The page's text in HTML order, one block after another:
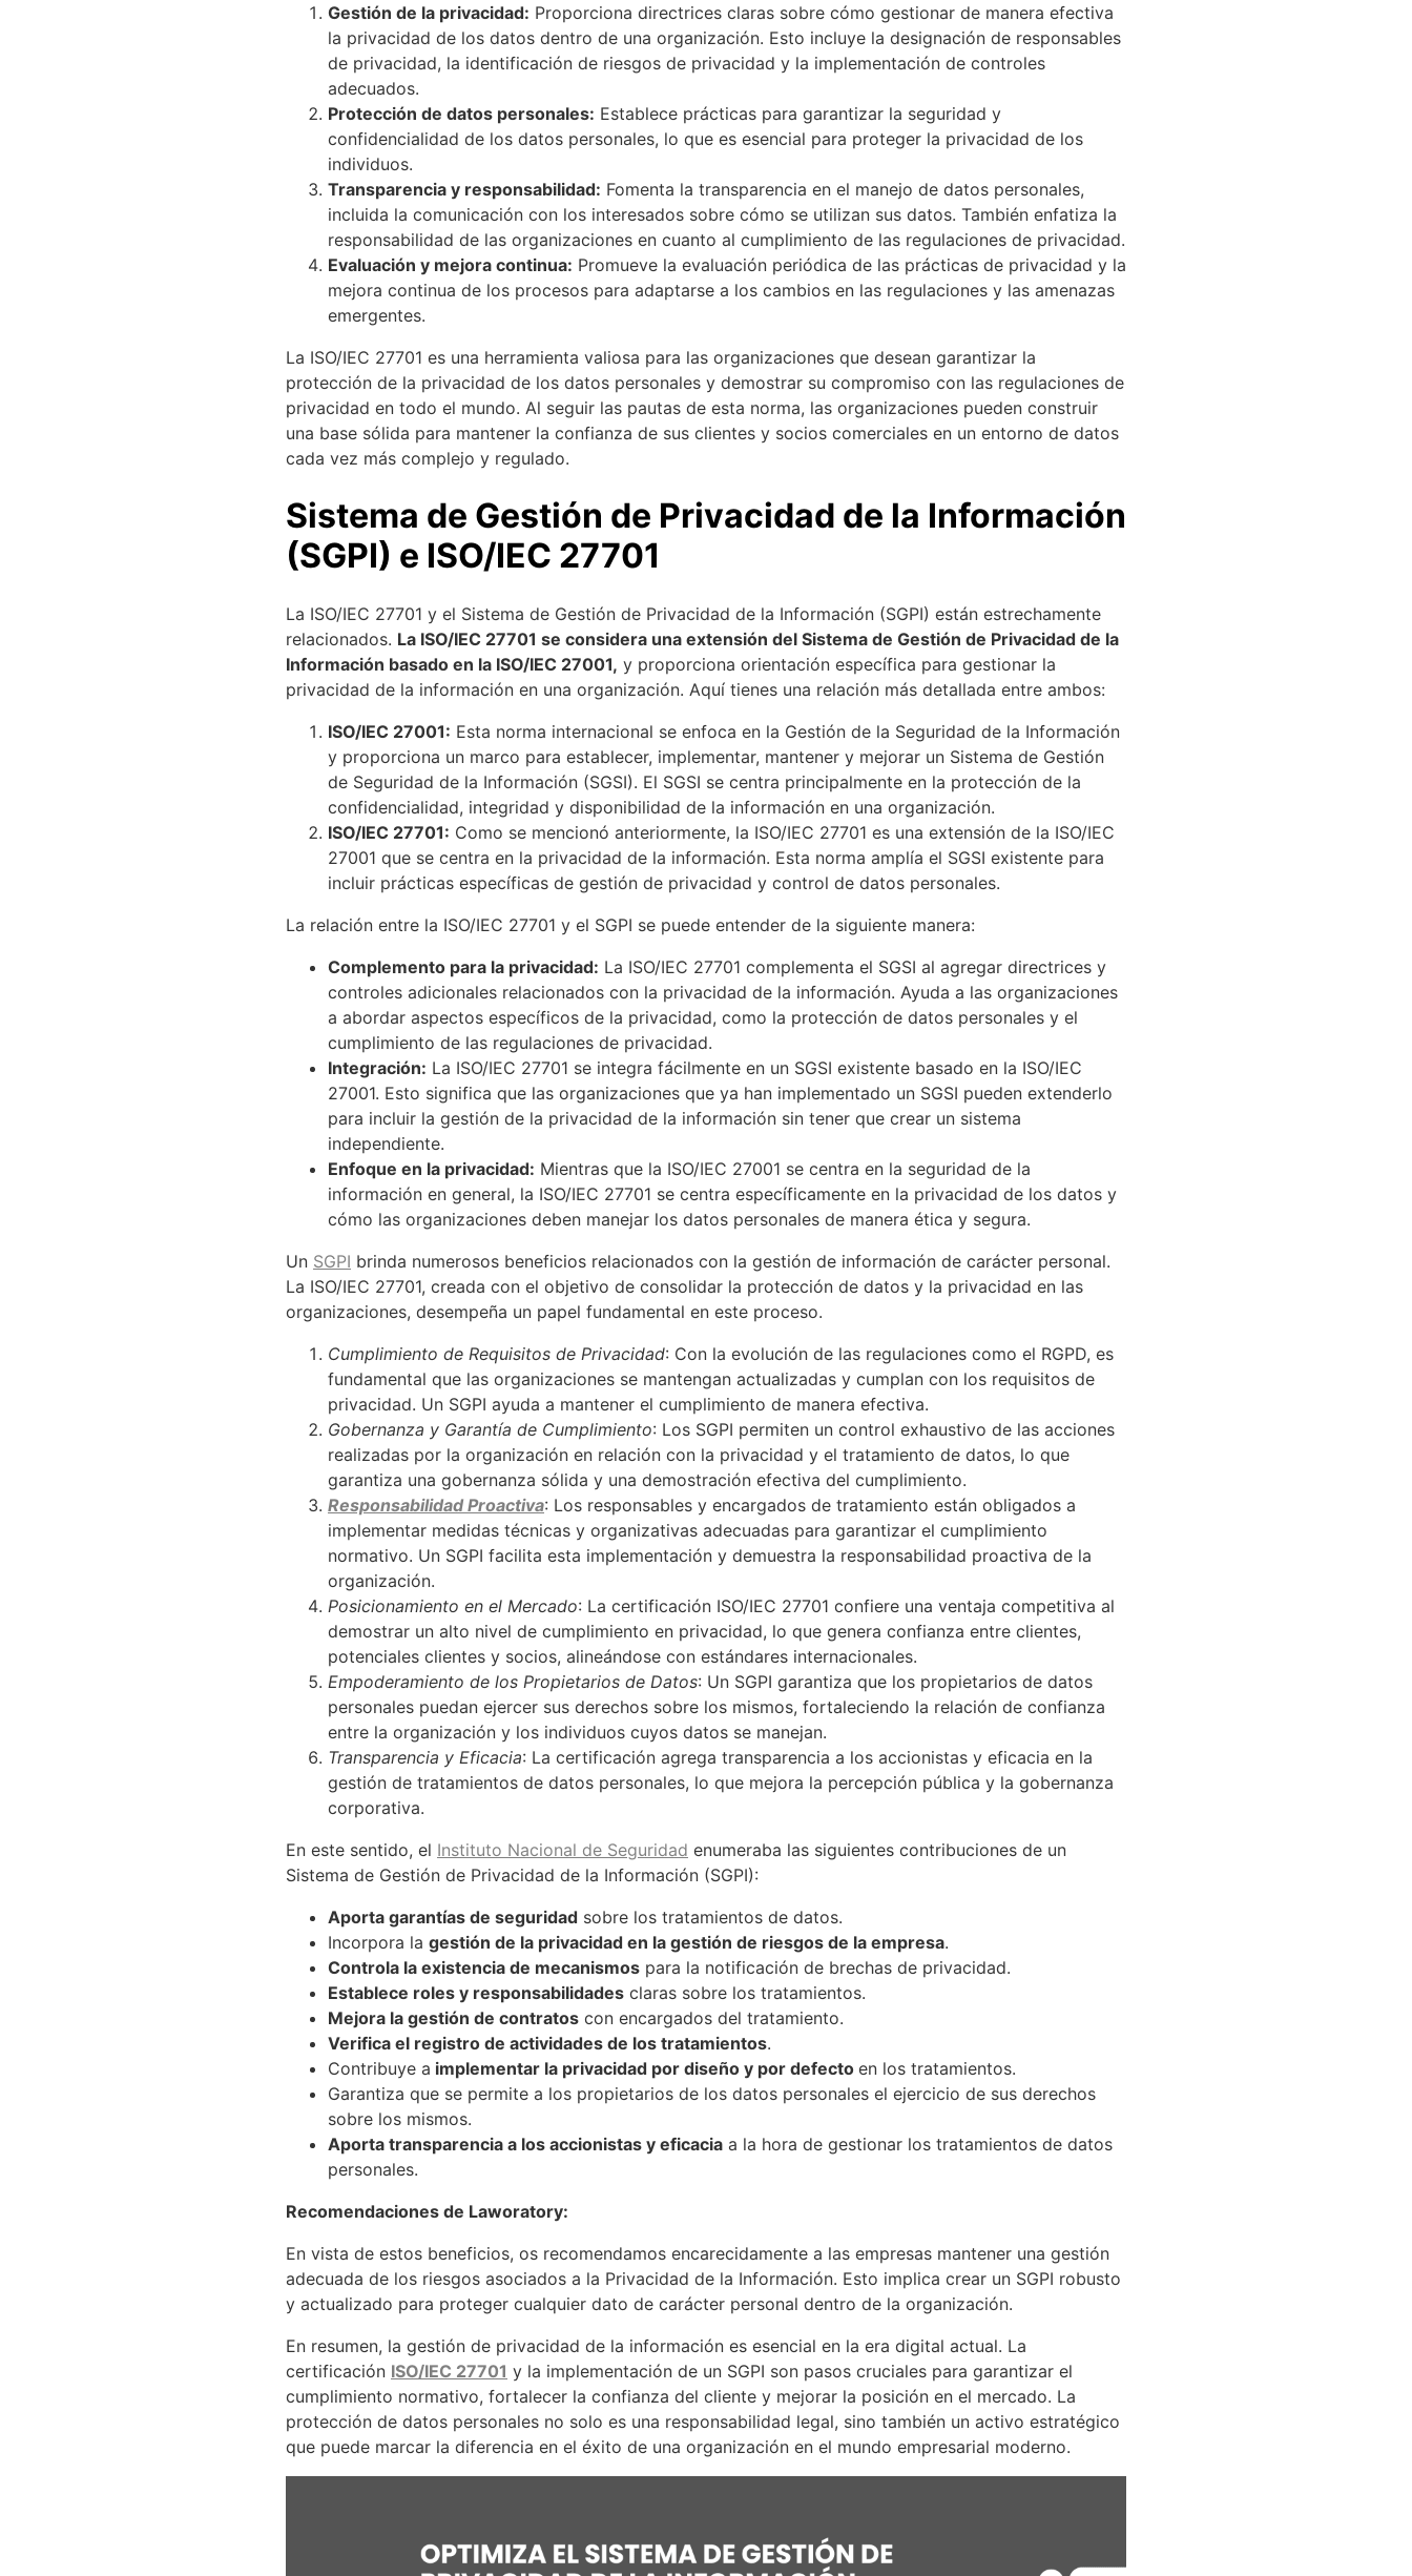
Gestión de la privacidad: Proporciona directrices claras sobre cómo gestionar de manera efectiva
la privacidad de los datos dentro de una organización. Esto incluye la designación de responsables
de privacidad, la identificación de riesgos de privacidad y la implementación de controles
adecuados.
Protección de datos personales: Establece prácticas para garantizar la seguridad y
confidencialidad de los datos personales, lo que es esencial para proteger la privacidad de los
individuos.
Transparencia y responsabilidad: Fomenta la transparencia en el manejo de datos personales,
incluida la comunicación con los interesados sobre cómo se utilizan sus datos. También enfatiza la
responsabilidad de las organizaciones en cuanto al cumplimiento de las regulaciones de privacidad.
Evaluación y mejora continua: Promueve la evaluación periódica de las prácticas de privacidad y la
mejora continua de los procesos para adaptarse a los cambios en las regulaciones y las amenazas
emergentes.
La ISO/IEC 27701 es una herramienta valiosa para las organizaciones que desean garantizar la
protección de la privacidad de los datos personales y demostrar su compromiso con las regulaciones de
privacidad en todo el mundo. Al seguir las pautas de esta norma, las organizaciones pueden construir
una base sólida para mantener la confianza de sus clientes y socios comerciales en un entorno de datos
cada vez más complejo y regulado.
Sistema de Gestión de Privacidad de la Información
(SGPI) e ISO/IEC 27701
La ISO/IEC 27701 y el Sistema de Gestión de Privacidad de la Información (SGPI) están estrechamente
relacionados. La ISO/IEC 27701 se considera una extensión del Sistema de Gestión de Privacidad de la
Información basado en la ISO/IEC 27001, y proporciona orientación específica para gestionar la
privacidad de la información en una organización. Aquí tienes una relación más detallada entre ambos:
ISO/IEC 27001: Esta norma internacional se enfoca en la Gestión de la Seguridad de la Información
y proporciona un marco para establecer, implementar, mantener y mejorar un Sistema de Gestión
de Seguridad de la Información (SGSI). El SGSI se centra principalmente en la protección de la
confidencialidad, integridad y disponibilidad de la información en una organización.
ISO/IEC 27701: Como se mencionó anteriormente, la ISO/IEC 27701 es una extensión de la ISO/IEC
27001 que se centra en la privacidad de la información. Esta norma amplía el SGSI existente para
incluir prácticas específicas de gestión de privacidad y control de datos personales.
La relación entre la ISO/IEC 27701 y el SGPI se puede entender de la siguiente manera:
Complemento para la privacidad: La ISO/IEC 27701 complementa el SGSI al agregar directrices y
controles adicionales relacionados con la privacidad de la información. Ayuda a las organizaciones
a abordar aspectos específicos de la privacidad, como la protección de datos personales y el
cumplimiento de las regulaciones de privacidad.
Integración: La ISO/IEC 27701 se integra fácilmente en un SGSI existente basado en la ISO/IEC
27001. Esto significa que las organizaciones que ya han implementado un SGSI pueden extenderlo
para incluir la gestión de la privacidad de la información sin tener que crear un sistema
independiente.
Enfoque en la privacidad: Mientras que la ISO/IEC 27001 se centra en la seguridad de la
información en general, la ISO/IEC 27701 se centra específicamente en la privacidad de los datos y
cómo las organizaciones deben manejar los datos personales de manera ética y segura.
Un SGPI brinda numerosos beneficios relacionados con la gestión de información de carácter personal.
La ISO/IEC 27701, creada con el objetivo de consolidar la protección de datos y la privacidad en las
organizaciones, desempeña un papel fundamental en este proceso.
Cumplimiento de Requisitos de Privacidad: Con la evolución de las regulaciones como el RGPD, es
fundamental que las organizaciones se mantengan actualizadas y cumplan con los requisitos de
privacidad. Un SGPI ayuda a mantener el cumplimiento de manera efectiva.
Gobernanza y Garantía de Cumplimiento: Los SGPI permiten un control exhaustivo de las acciones
realizadas por la organización en relación con la privacidad y el tratamiento de datos, lo que
garantiza una gobernanza sólida y una demostración efectiva del cumplimiento.
Responsabilidad Proactiva: Los responsables y encargados de tratamiento están obligados a
implementar medidas técnicas y organizativas adecuadas para garantizar el cumplimiento
normativo. Un SGPI facilita esta implementación y demuestra la responsabilidad proactiva de la
organización.
Posicionamiento en el Mercado: La certificación ISO/IEC 27701 confiere una ventaja competitiva al
demostrar un alto nivel de cumplimiento en privacidad, lo que genera confianza entre clientes,
potenciales clientes y socios, alineándose con estándares internacionales.
Empoderamiento de los Propietarios de Datos: Un SGPI garantiza que los propietarios de datos
personales puedan ejercer sus derechos sobre los mismos, fortaleciendo la relación de confianza
entre la organización y los individuos cuyos datos se manejan.
Transparencia y Eficacia: La certificación agrega transparencia a los accionistas y eficacia en la
gestión de tratamientos de datos personales, lo que mejora la percepción pública y la gobernanza
corporativa.
En este sentido, el Instituto Nacional de Seguridad enumeraba las siguientes contribuciones de un
Sistema de Gestión de Privacidad de la Información (SGPI):
Aporta garantías de seguridad sobre los tratamientos de datos.
Incorpora la gestión de la privacidad en la gestión de riesgos de la empresa.
Controla la existencia de mecanismos para la notificación de brechas de privacidad.
Establece roles y responsabilidades claras sobre los tratamientos.
Mejora la gestión de contratos con encargados del tratamiento.
Verifica el registro de actividades de los tratamientos.
Contribuye a implementar la privacidad por diseño y por defecto en los tratamientos.
Garantiza que se permite a los propietarios de los datos personales el ejercicio de sus derechos
sobre los mismos.
Aporta transparencia a los accionistas y eficacia a la hora de gestionar los tratamientos de datos
personales.
Recomendaciones de Laworatory:
En vista de estos beneficios, os recomendamos encarecidamente a las empresas mantener una gestión
adecuada de los riesgos asociados a la Privacidad de la Información. Esto implica crear un SGPI robusto
y actualizado para proteger cualquier dato de carácter personal dentro de la organización.
En resumen, la gestión de privacidad de la información es esencial en la era digital actual. La
certificación ISO/IEC 27701 y la implementación de un SGPI son pasos cruciales para garantizar el
cumplimiento normativo, fortalecer la confianza del cliente y mejorar la posición en el mercado. La
protección de datos personales no solo es una responsabilidad legal, sino también un activo estratégico
que puede marcar la diferencia en el éxito de una organización en el mundo empresarial moderno.